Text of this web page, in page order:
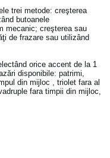
trei metode: creşterea
butoanele
mecanic; creşterea sau
de frazare sau utilizând
orice accent de la 1
disponibile: patrimi,
din mijloc , triolet fara al
fara timpii din mijloc,